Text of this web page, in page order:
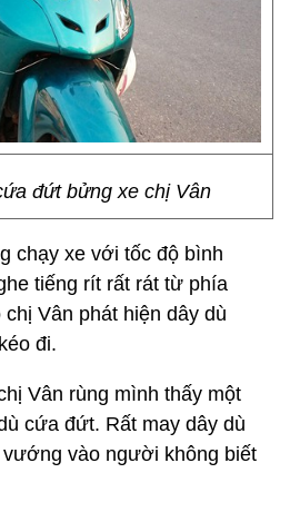
đứt bửng xe chị Vân
chạy xe với tốc độ bình
tiếng rít rất rát từ phía
Vân phát hiện dây dù
đi.
Vân rùng mình thấy một
cứa đứt. Rất may dây dù
vào người không biết